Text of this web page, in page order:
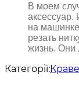
В моем
аксессуар.
на
резать
жизнь. Они
Категорії: